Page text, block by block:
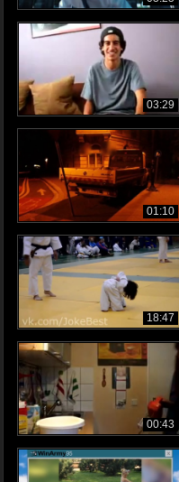
03:29
01:10
18:47
00:43